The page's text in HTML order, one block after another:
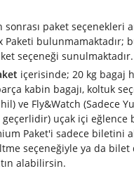
sonrası paket seçenekleri
Paketi bulunmamaktadır;
seçeneği sunulmaktadır.
içerisinde; 20 kg bagaj
kabin bagajı, koltuk
ve Fly&Watch (Sadece
geçerlidir) uçak içi eğlence
Paket'i sadece biletini
seçeneğiyle ya da bilet
alabilirsin.